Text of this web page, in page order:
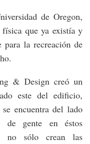
de Oregon,
que ya existía y
la recreación de
& Design creó un
este del edificio,
encuentra del lado
de gente en éstos
no sólo crean las